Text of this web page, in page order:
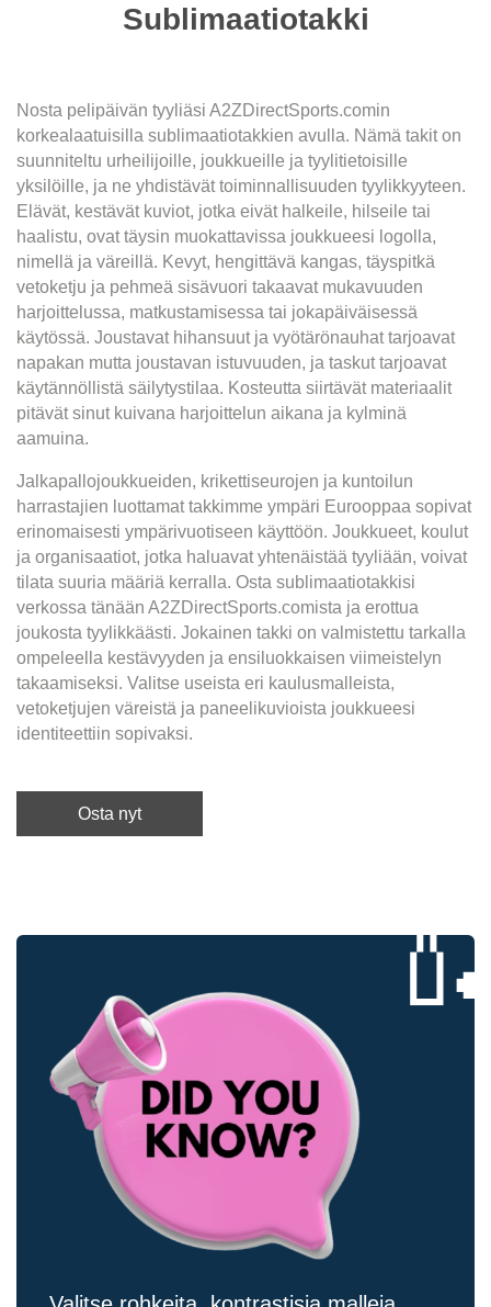
Sublimaatiotakki
Nosta pelipäivän tyyliäsi A2ZDirectSports.comin
korkealaatuisilla sublimaatiotakkien avulla. Nämä takit on
suunniteltu urheilijoille, joukkueille ja tyylitietoisille
yksilöille, ja ne yhdistävät toiminnallisuuden tyylikkyyteen.
Elävät, kestävät kuviot, jotka eivät halkeile, hilseile tai
haalistu, ovat täysin muokattavissa joukkueesi logolla,
nimellä ja väreillä. Kevyt, hengittävä kangas, täyspitkä
vetoketju ja pehmeä sisävuori takaavat mukavuuden
harjoittelussa, matkustamisessa tai jokapäiväisessä
käytössä. Joustavat hihansuut ja vyötärönauhat tarjoavat
napakan mutta joustavan istuvuuden, ja taskut tarjoavat
käytännöllistä säilytystilaa. Kosteutta siirtävät materiaalit
pitävät sinut kuivana harjoittelun aikana ja kylminä
aamuina.
Jalkapallojoukkueiden, krikettiseurojen ja kuntoilun
harrastajien luottamat takkimme ympäri Eurooppaa sopivat
erinomaisesti ympärivuotiseen käyttöön. Joukkueet, koulut
ja organisaatiot, jotka haluavat yhtenäistää tyyliään, voivat
tilata suuria määriä kerralla. Osta sublimaatiotakkisi
verkossa tänään A2ZDirectSports.comista ja erottua
joukosta tyylikkäästi. Jokainen takki on valmistettu tarkalla
ompeleella kestävyyden ja ensiluokkaisen viimeistelyn
takaamiseksi. Valitse useista eri kaulusmalleista,
vetoketjujen väreistä ja paneelikuvioista joukkueesi
identiteettiin sopivaksi.
Osta nyt